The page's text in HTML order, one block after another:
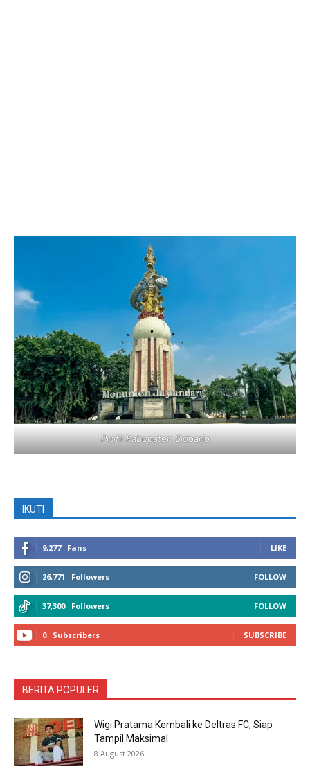
Profil Kabupaten Sidoarjo
IKUTI
9,277 Fans LIKE
26,771 Followers FOLLOW
37,300 Followers FOLLOW
0 Subscribers SUBSCRIBE
BERITA POPULER
Wigi Pratama Kembali ke Deltras FC, Siap
Tampil Maksimal
8 August 2026